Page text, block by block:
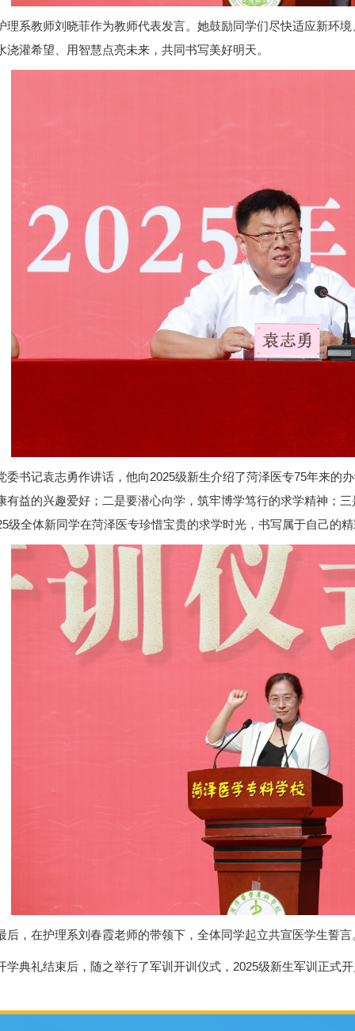
理系教师刘晓菲作为教师代表发言。她鼓励同学们尽快适应新环
浇灌希望、用智慧点亮未来，共同书写美好明天。
委书记袁志勇作讲话，他向2025级新生介绍了菏泽医专75年来的
有益的兴趣爱好；二是要潜心向学，筑牢博学笃行的求学精神；
级全体新同学在菏泽医专珍惜宝贵的求学时光，书写属于自己的
后，在护理系刘春霞老师的带领下，全体同学起立共宣医学生誓言
学典礼结束后，随之举行了军训开训仪式，2025级新生军训正式